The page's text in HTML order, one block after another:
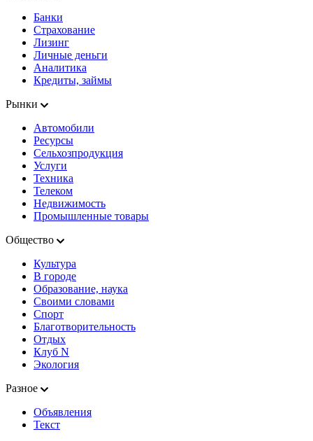
Банки
Страхование
Лизинг
Личные деньги
Аналитика
Кредиты, займы
Рынки
Автомобили
Ресурсы
Сельхозпродукция
Услуги
Техника
Телеком
Недвижимость
Промышленные товары
Общество
Культура
В городе
Образование, наука
Своими словами
Спорт
Благотворительность
Отдых
Клуб N
Экология
Разное
Объявления
Текст